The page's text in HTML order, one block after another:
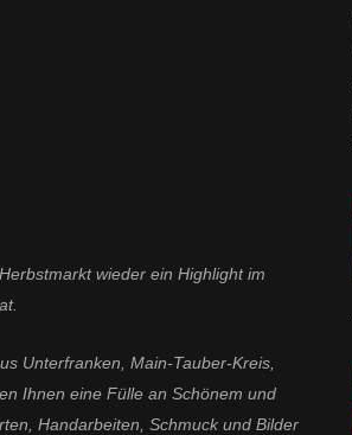
wieder ein Highlight im
Unterfranken, Main-Tauber-Kreis,
Ihnen eine Fülle an Schönem und
Handarbeiten, Schmuck und Bilder